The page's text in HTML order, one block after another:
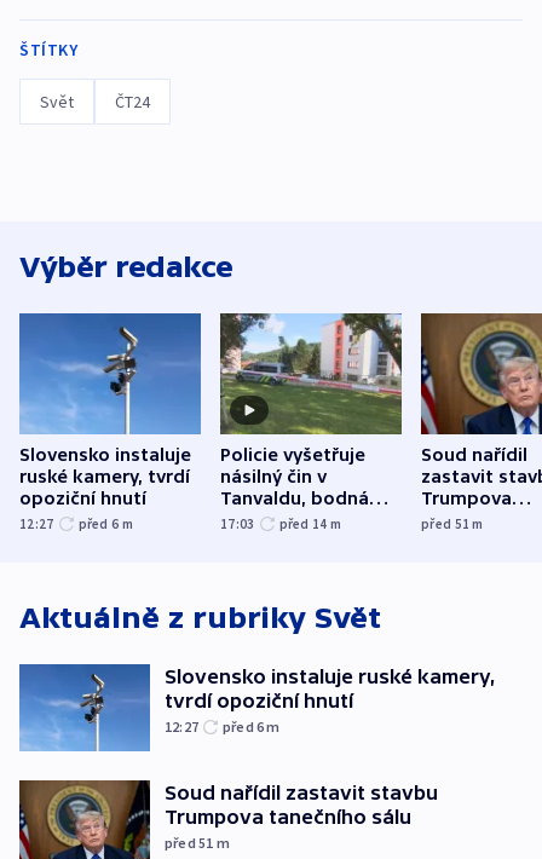
ŠTÍTKY
Svět ČT24
Výběr redakce
Slovensko instaluje
ruské kamery, tvrdí
opoziční hnutí
12:27 před 6 m
Policie vyšetřuje
násilný čin v
Tanvaldu, bodná
zranění při něm
17:03 před 14 m
Soud nařídil
zastavit
Trumpova
tanečního
před 51m
Aktuálně z rubriky Svět
Slovensko instaluje ruské kamery,
tvrdí opoziční hnutí
12:27 před 6m
Soud nařídil zastavit stavbu
Trumpova tanečního sálu
před 51 m